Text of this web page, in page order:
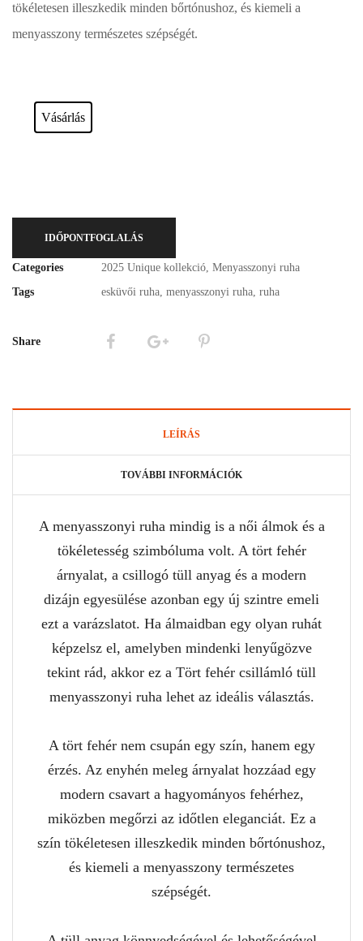
tökéletesen illeszkedik minden bőrtónushoz, és kiemeli a
menyasszony természetes szépségét.
Vásárlás
IDŐPONTFOGLALÁS
Categories 2025 Unique kollekció, Menyasszonyi ruha
Tags
esküvői ruha, menyasszonyi ruha, ruha
Share
LEÍRÁS
TOVÁBBI INFORMÁCIÓK
A menyasszonyi ruha mindig is a női álmok és a
tökéletesség szimbóluma volt. A tört fehér
árnyalat, a csillogó tüll anyag és a modern
dizájn egyesülése azonban egy új szintre emeli
ezt a varázslatot. Ha álmaidban egy olyan ruhát
képzelsz el, amelyben mindenki lenyűgözve
tekint rád, akkor ez a Tört fehér csillámló tüll
menyasszonyi ruha lehet az ideális választás.
A tört fehér nem csupán egy szín, hanem egy
érzés. Az enyhén meleg árnyalat hozzáad egy
modern csavart a hagyományos fehérhez,
miközben megőrzi az időtlen eleganciát. Ez a
szín tökéletesen illeszkedik minden bőrtónushoz,
és kiemeli a menyasszony természetes
szépségét.